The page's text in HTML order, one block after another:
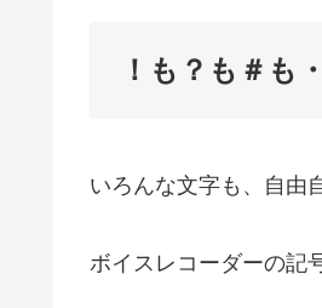
！も？も＃も
いろんな文字も、自由
ボイスレコーダーの記